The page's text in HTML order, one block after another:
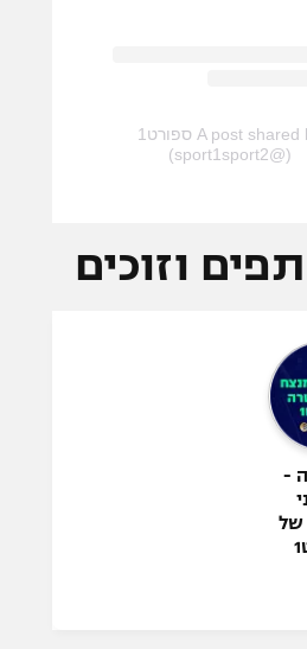
A post shared by ספורט1
(@sport1sport2)
וזוכים
-
של